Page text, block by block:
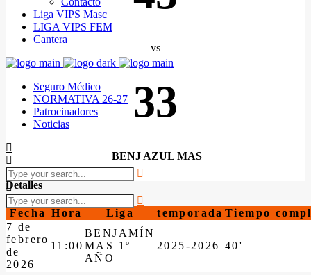
Liga VIPS Masc
LIGA VIPS FEM
Cantera
Seguro Médico
NORMATIVA 26-27
Patrocinadores
Noticias
vs
33
BENJ AZUL MAS
Detalles
Fecha Hora Liga temporada Tiempo
7 de
febrero
de
2026
11:00
BENJAMÍN
MAS 1º
AÑO
2025-2026 40'